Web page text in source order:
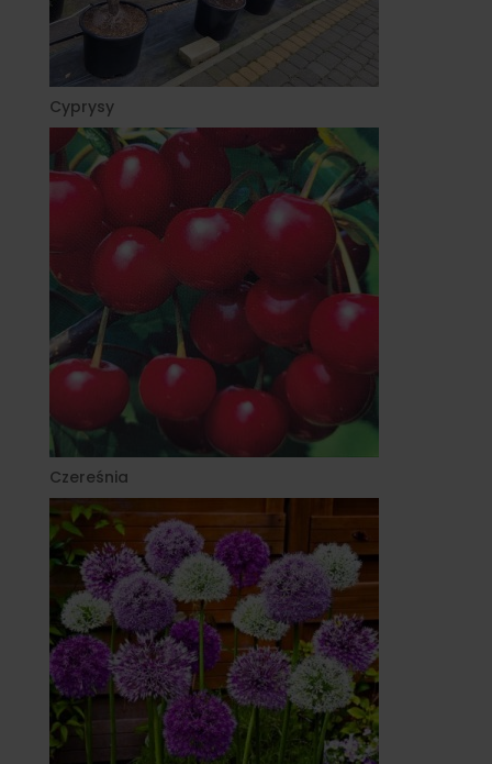
Cyprysy
Czereśnia